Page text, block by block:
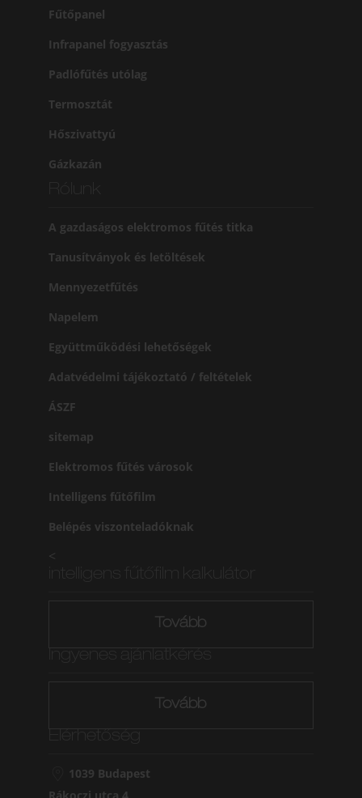
Fűtőpanel
Infrapanel fogyasztás
Padlófűtés utólag
Termosztát
Hőszivattyú
Gázkazán
A gazdaságos elektromos fűtés titka
Tanusítványok és letöltések
Mennyezetfűtés
Napelem
Együttműködési lehetőségek
Adatvédelmi tájékoztató / feltételek
ÁSZF
sitemap
Elektromos fűtés városok
Intelligens fűtőfilm
Belépés viszonteladóknak
<
Tovább
Tovább
1039 Budapest